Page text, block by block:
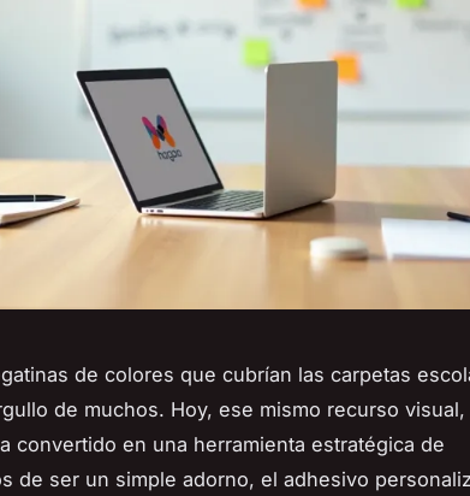
de colores que cubrían las carpetas
de muchos. Hoy, ese mismo recurso
convertido en una herramienta estratégica de
de ser un simple adorno, el adhesivo